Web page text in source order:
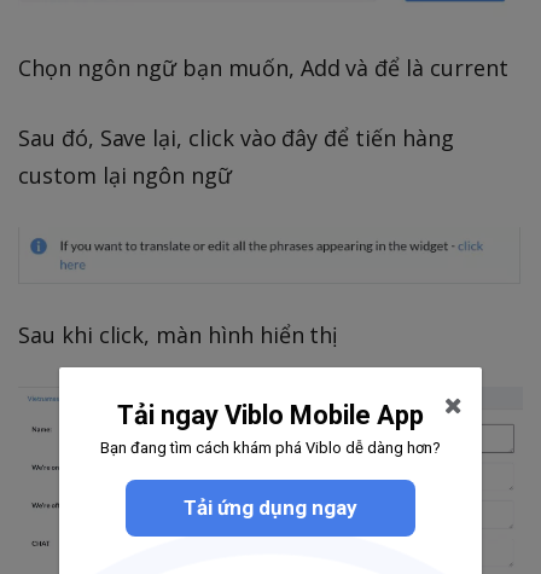
Chọn ngôn ngữ bạn muốn, Add và để là current
Sau đó, Save lại, click vào đây để tiến hàng
custom lại ngôn ngữ
Sau khi click, màn hình hiển thị
Tải ngay Viblo Mobile App
Bạn đang tìm cách khám phá Viblo dễ dàng hơn?
Tải ứng dụng ngay